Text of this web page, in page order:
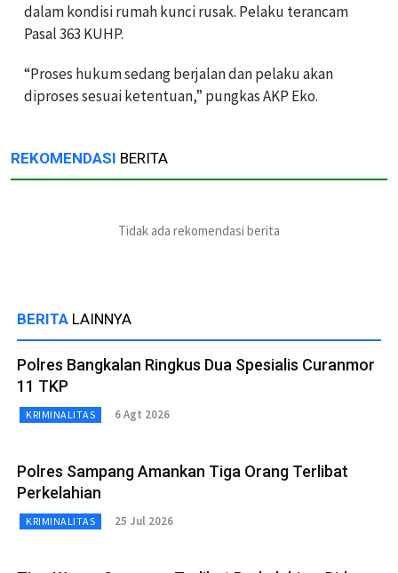
dalam kondisi rumah kunci rusak. Pelaku terancam
Pasal 363 KUHP.
“Proses hukum sedang berjalan dan pelaku akan
diproses sesuai ketentuan,” pungkas AKP Eko.
REKOMENDASI BERITA
Tidak ada rekomendasi berita
BERITA LAINNYA
Polres Bangkalan Ringkus Dua Spesialis Curanmor
11 TKP
KRIMINALITAS 6 Agt 2026
Polres Sampang Amankan Tiga Orang Terlibat
Perkelahian
KRIMINALITAS 25 Jul 2026